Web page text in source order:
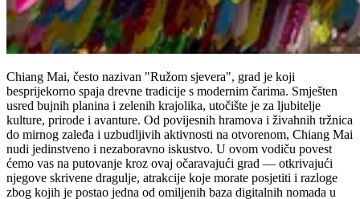
Chiang Mai, često nazivan "Ružom sjevera", grad je koji
besprijekorno spaja drevne tradicije s modernim čarima. Smješten
usred bujnih planina i zelenih krajolika, utočište je za ljubitelje
kulture, prirode i avanture. Od povijesnih hramova i živahnih tržnica
do mirnog zaleđa i uzbudljivih aktivnosti na otvorenom, Chiang Mai
nudi jedinstveno i nezaboravno iskustvo. U ovom vodiču povest
ćemo vas na putovanje kroz ovaj očaravajući grad — otkrivajući
njegove skrivene dragulje, atrakcije koje morate posjetiti i razloge
zbog kojih je postao jedna od omiljenih baza digitalnih nomada u